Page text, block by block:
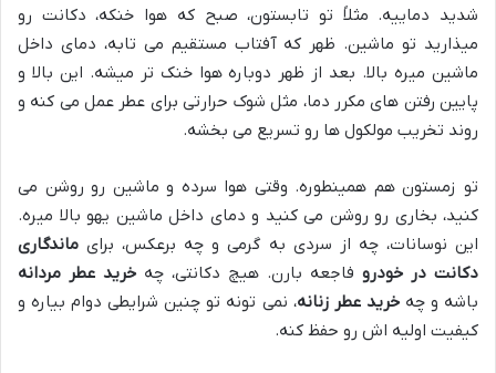
شدید دماییه. مثلاً تو تابستون، صبح که هوا خنکه، دکانت رو
میذارید تو ماشین. ظهر که آفتاب مستقیم می تابه، دمای داخل
ماشین میره بالا. بعد از ظهر دوباره هوا خنک تر میشه. این بالا و
پایین رفتن های مکرر دما، مثل شوک حرارتی برای عطر عمل می کنه و
روند تخریب مولکول ها رو تسریع می بخشه.
تو زمستون هم همینطوره. وقتی هوا سرده و ماشین رو روشن می
کنید، بخاری رو روشن می کنید و دمای داخل ماشین یهو بالا میره.
این نوسانات، چه از سردی به گرمی و چه برعکس، برای ماندگاری
دکانت در خودرو فاجعه بارن. هیچ دکانتی، چه خرید عطر مردانه
باشه و چهخرید عطر زنانه، نمی تونه تو چنین شرایطی دوام بیاره و
کیفیت اولیه اش رو حفظ کنه.